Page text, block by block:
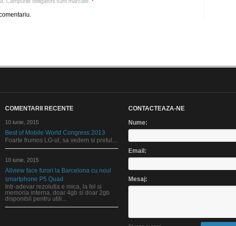
COMENTARII RECENTE
10 iunie, 2015
Best of Mobile World Congress 2013
Foarte frumos LG-ul, sa vedem si pretul....
10 iunie, 2015
Allview face furori la Barcelona cu noul
smartphone P5 Quad
Intr-adevar rezolutia e mica, la fel si
memoria interna, doar 4gb si doar 2gb
disponibil pentru utili...
CONTACTEAZA-NE
Nume:
Email:
Mesaj: